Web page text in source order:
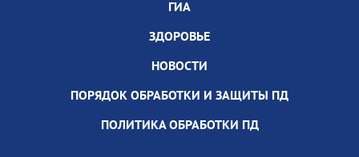
ГИА
ЗДОРОВЬЕ
НОВОСТИ
ПОРЯДОК ОБРАБОТКИ И ЗАЩИТЫ ПД
ПОЛИТИКА ОБРАБОТКИ ПД